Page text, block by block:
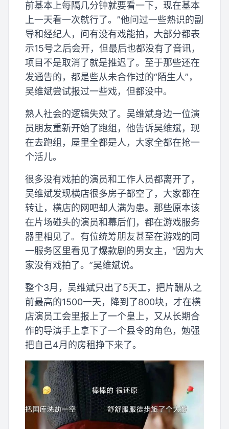
前基本上每隔几分钟就要看一下，现在基本
上一天看一次就行了。”他问过一些熟识的副
导和经纪人，问有没有戏能拍，大部分都表
示15号之后会开，但最后也都没有了音讯，
项目不是取消了就是推迟了。至于那些还在
发通告的，都是些从未合作过的“陌生人”，
吴维斌尝试报过一些戏，但都没中。
熟人社会的逻辑失效了。吴维斌身边一位演
员朋友重新开始了跑组，他告诉吴维斌，现
在去跑组，屋里全都是人，大家全都在抢一
个活儿。
很多没有戏拍的演员和工作人员都离开了，
吴维斌发现横店很多房子都空了，大家都在
转让，横店的网吧却人满为患。那些原本该
在片场碰头的演员和幕后们，都在游戏服务
器里相见了。有位统筹朋友甚至在游戏的同
一服务区里看见了爆款剧的男女主，“因为大
家没有戏拍了。”吴维斌说。
整个3月，吴维斌只出了5天工，把片酬从之
前最高的1500一天，降到了800块，才在横
店演员工会里报上了一个皇上，又从长期合
作的导演手上拿下了一个县令的角色，勉强
把自己4月的房租挣下来了。